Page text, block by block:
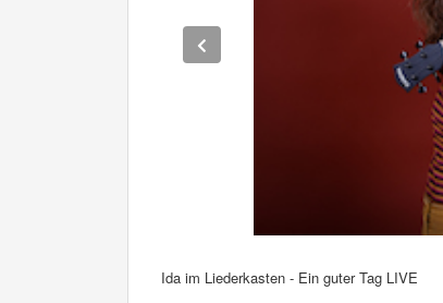
Ida im Liederkasten - Ein guter Tag LIVE